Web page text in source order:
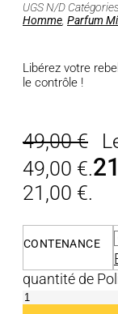
UGSN/D
Homme Parfum
Libérez votre
le contrôle !
49,00€
49,00 €.
21,00 €.
CONTENANCE
quantité de